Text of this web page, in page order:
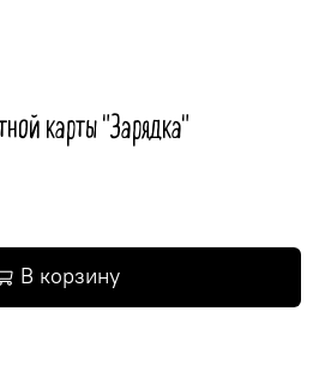
карты "Зарядка"
В корзину